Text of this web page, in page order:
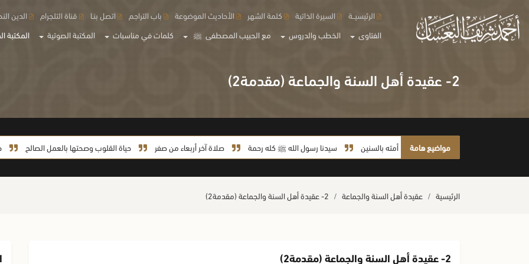
الفتاوى الخطب والدروس مع الحبيب المصطفى ﷺ كلمات في مناسبات المكتبة الصوتية المكتبة
الرئيسيــة السيرة الذاتية كلمة الشهر الأحاديث الموضوعة باب التراجم اتصل بنـا قناة التلجرام الدين
2- عقيدة أهل السنة والجماعة (مقدمة2)
مواضيع هامة
لا يأخذ أمته بالسنين سيدنا رسول الله ﷺ كله رحمة صلاة آخر أربعاء من صفر حياة القلوب وصحتها بالعمل الصالح حياة
الرئيسية عقيدة أهل السنة والجماعة 2- عقيدة أهل السنة والجماعة (مقدمة2)
2- عقيدة أهل السنة والجماعة (مقدمة2)